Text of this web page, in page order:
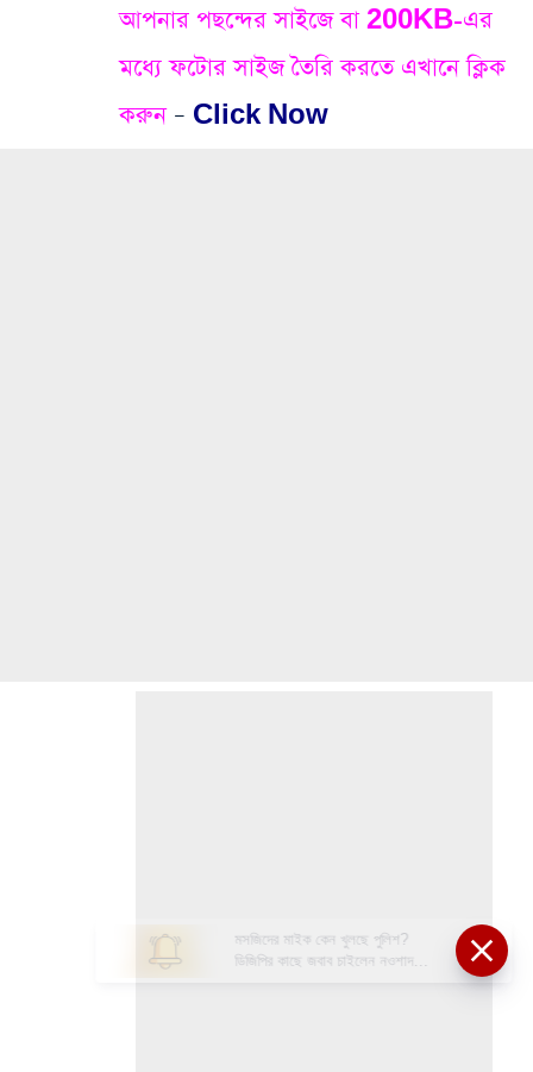
আপনার পছন্দের সাইজে বা 200KB-এর
মধ্যে ফটোর সাইজ তৈরি করতে এখানে ক্লিক
করুন– Click Now
মসজিদের মাইক কেন খুলছে পুলিশ?
ডিজিপির কাছে জবাব চাইলেন নওশাদ